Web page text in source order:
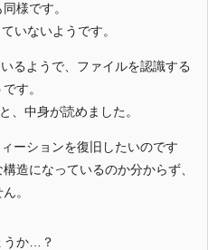
様です。
いないようです。
るようで、ファイルを認識する
す。
、中身が読めました。
ーションを復旧したいのです
造になっているのか分からず、
。
うか…？